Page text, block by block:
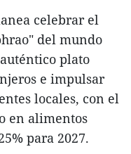
celebrar el
del mundo
plato
e impulsar
locales, con el
en alimentos
para 2027.